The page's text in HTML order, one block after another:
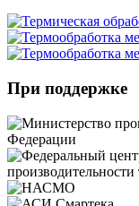
При поддержке